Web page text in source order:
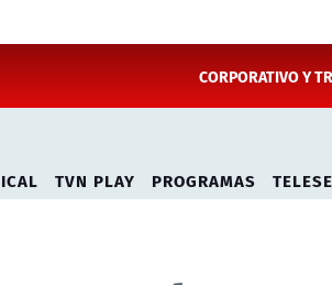
CORPORATIVO Y
TVN PLAY PROGRAMAS